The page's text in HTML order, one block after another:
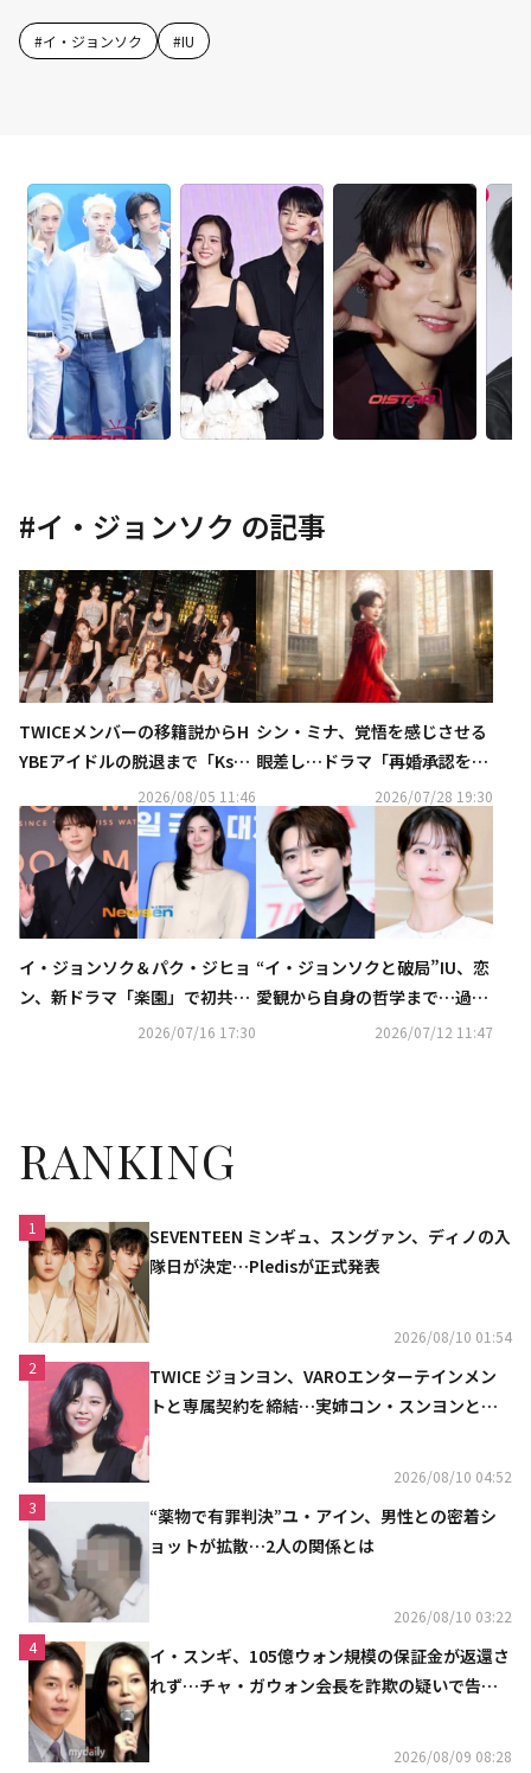
#イ・ジョンソク #IU
#イ・ジョンソク の記事
TWICEメンバーの移籍説からH
YBEアイドルの脱退まで「Kstyl
e 7月の記事ランキングTOP5」
を発表
2026/08/05 11:46
シン・ミナ、覚悟を感じさせる
眼差し…ドラマ「再婚承認を要
求します」予告ポスターを公
開！
2026/07/28 19:30
イ・ジョンソク＆パク・ジヒョ
ン、新ドラマ「楽園」で初共演
2026/07/16 17:30
“イ・ジョンソクと破局”IU、恋
愛観から自身の哲学まで…過去
2026/07/12 11:47
RANKING
1
SEVENTEEN ミンギュ、スングァン、ディノの入
隊日が決定…Pledisが正式発表
2026/08/10 01:54
2
TWICE ジョンヨン、VAROエンターテインメン
トと専属契約を締結…実姉コン・スンヨンと同
2026/08/10 04:52
3
“薬物で有罪判決”ユ・アイン、男性との密着シ
ョットが拡散…2人の関係とは
2026/08/10 03:22
4
イ・スンギ、105億ウォン規模の保証金が返還さ
れず…チャ・ガウォン会長を詐欺の疑いで告訴
2026/08/09 08:28